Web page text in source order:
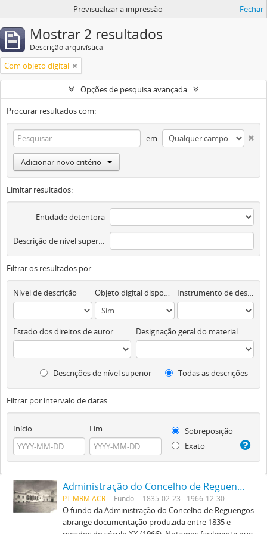
Previsualizar a impressão Fechar
Mostrar 2 resultados
Descrição arquivística
Com objeto digital
Opções de pesquisa avançada
Procurar resultados com:
em
Adicionar novo critério
Limitar resultados:
Entidade detentora
Descrição de nível superior
Filtrar os resultados por:
Nível de descrição Objeto digital disponível Instrumento de descrição documental
Estado dos direitos de autor Designação geral do material
Descrições de nível superior Todas as descrições
Filtrar por intervalo de datas:
Início Fim
Sobreposição
Exato
Administração do Concelho de Reguengos
PT MRM ACR Fundo 1835-02-23 - 1966-12-30
O fundo da Administração do Concelho de Reguengos
abrange documentação produzida entre 1835 e